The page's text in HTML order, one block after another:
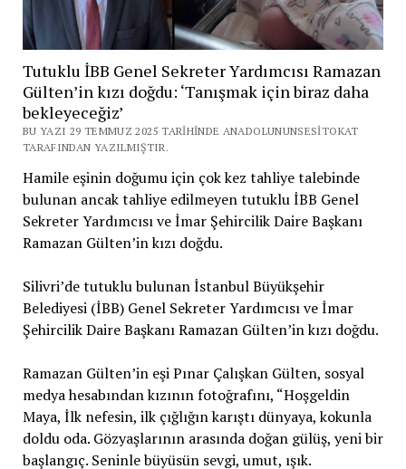
Tutuklu İBB Genel Sekreter Yardımcısı Ramazan
Gülten’in kızı doğdu: ‘Tanışmak için biraz daha
bekleyeceğiz’
BU YAZI 29 TEMMUZ 2025 TARIHINDE ANADOLUNUNSESITOKAT
TARAFINDAN YAZILMIŞTIR.
Hamile eşinin doğumu için çok kez tahliye talebinde
bulunan ancak tahliye edilmeyen tutuklu İBB Genel
Sekreter Yardımcısı ve İmar Şehircilik Daire Başkanı
Ramazan Gülten’in kızı doğdu.
Silivri’de tutuklu bulunan İstanbul Büyükşehir
Belediyesi (İBB) Genel Sekreter Yardımcısı ve İmar
Şehircilik Daire Başkanı Ramazan Gülten’in kızı doğdu.
Ramazan Gülten’in eşi Pınar Çalışkan Gülten, sosyal
medya hesabından kızının fotoğrafını, “Hoşgeldin
Maya, İlk nefesin, ilk çığlığın karıştı dünyaya, kokunla
doldu oda. Gözyaşlarının arasında doğan gülüş, yeni bir
başlangıç. Seninle büyüsün sevgi, umut, ışık.